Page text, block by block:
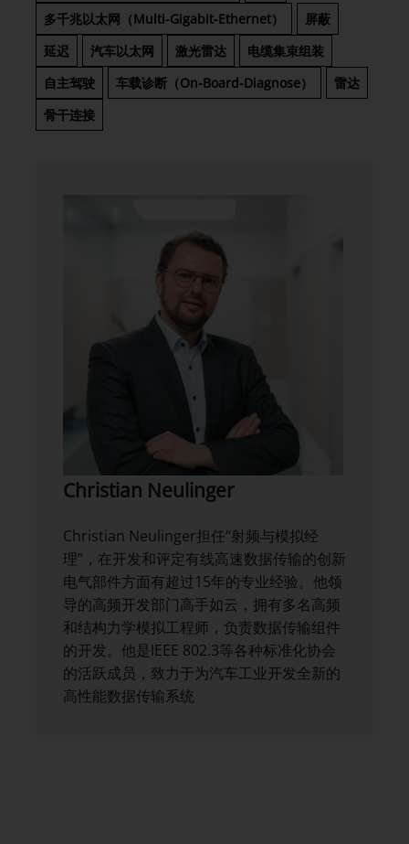
多千兆以太网（Multi-Gigabit-Ethernet）
屏蔽
延迟
汽车以太网 激光雷达
电缆集束组装
自主驾驶
车载诊断（On-Board-Diagnose）
雷达
骨干连接
Christian Neulinger
Christian Neulinger担任“射频与模拟经
理”，在开发和评定有线高速数据传输的创新
电气部件方面有超过15年的专业经验。他领
导的高频开发部门高手如云，拥有多名高频
和结构力学模拟工程师，负责数据传输组件
的开发。他是IEEE 802.3等各种标准化协会
的活跃成员，致力于为汽车工业开发全新的
高性能数据传输系统